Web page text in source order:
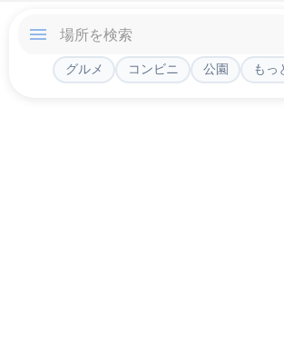
グルメ コンビニ 公園 もっ